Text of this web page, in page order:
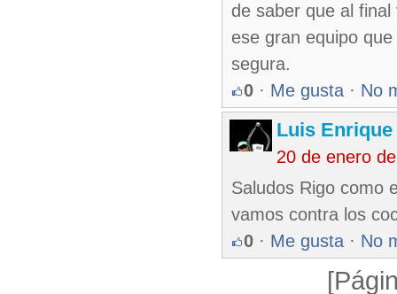
de saber que al
ese gran equipo
segura.
0 · Me gusta · No
Luis Enrique
20 de enero
Saludos Rigo como
vamos contra los
0 · Me gusta · No